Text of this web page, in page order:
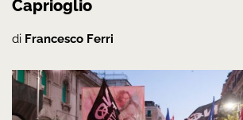
Caprioglio
di Francesco Ferri